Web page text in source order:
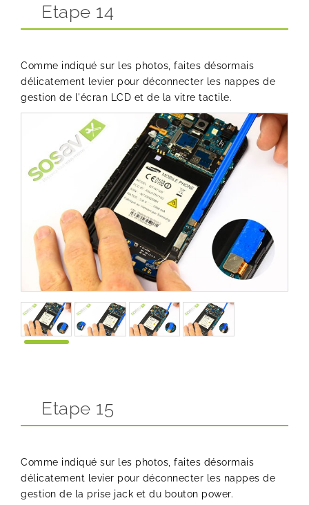
Etape 14
Comme indiqué sur les photos, faites désormais
délicatement levier pour déconnecter les nappes de
gestion de l'écran LCD et de la vitre tactile.
Etape 15
Comme indiqué sur les photos, faites désormais
délicatement levier pour déconnecter les nappes de
gestion de la prise jack et du bouton power.